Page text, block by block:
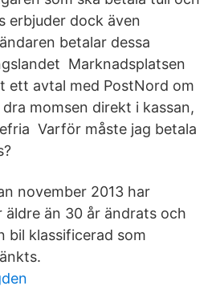
erbjuder dock även
betalar dessa
Marknadsplatsen
ett avtal med PostNord om
momsen direkt i kassan,
Varför måste jag betala
november 2013 har
än 30 år ändrats och
bil klassificerad som